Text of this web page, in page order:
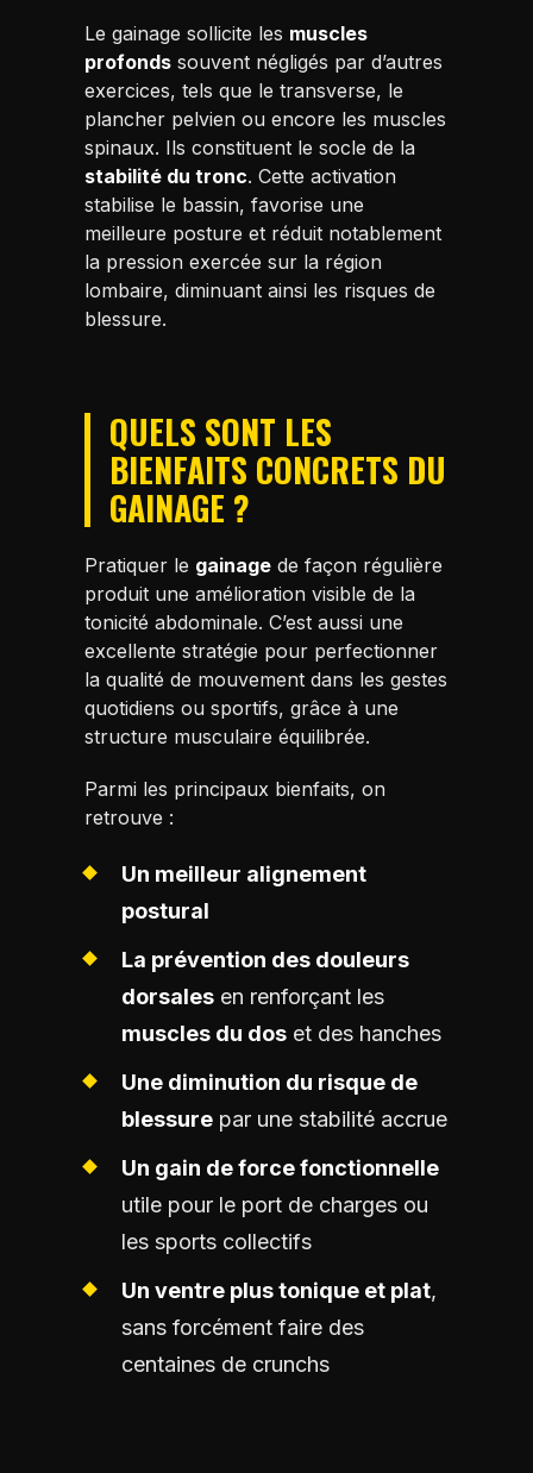
Le gainage sollicite les muscles
profonds souvent négligés par d’autres
exercices, tels que le transverse, le
plancher pelvien ou encore les muscles
spinaux. Ils constituent le socle de la
stabilité du tronc. Cette activation
stabilise le bassin, favorise une
meilleure posture et réduit notablement
la pression exercée sur la région
lombaire, diminuant ainsi les risques de
blessure.
QUELS SONT LES
BIENFAITS CONCRETS DU
GAINAGE ?
Pratiquer le gainage de façon régulière
produit une amélioration visible de la
tonicité abdominale. C’est aussi une
excellente stratégie pour perfectionner
la qualité de mouvement dans les gestes
quotidiens ou sportifs, grâce à une
structure musculaire équilibrée.
Parmi les principaux bienfaits, on
retrouve :
Un meilleur alignement
postural
La prévention des douleurs
dorsalesen renforçant les
muscles du doset des hanches
Une diminution du risque de
blessurepar une stabilité accrue
Un gain de force fonctionnelle
utile pour le port de charges ou
les sports collectifs
Un ventre plus tonique et plat,
sans forcément faire des
centaines de crunchs